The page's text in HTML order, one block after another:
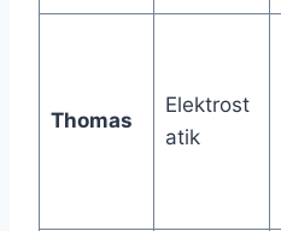
Thomas
Elektrost
atik